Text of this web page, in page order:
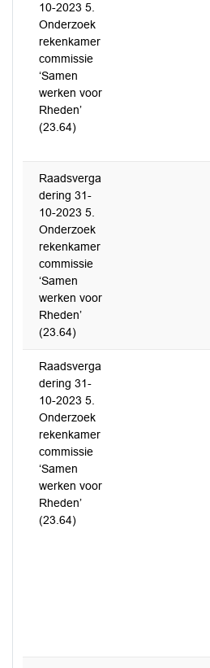
10-2023 5.
Onderzoek
rekenkamer
commissie
‘Samen
werken voor
Rheden’
(23.64)
Raadsverga
dering 31-
10-2023 5.
Onderzoek
rekenkamer
commissie
‘Samen
werken voor
Rheden’
(23.64)
Raadsverga
dering 31-
10-2023 5.
Onderzoek
rekenkamer
commissie
‘Samen
werken voor
Rheden’
(23.64)